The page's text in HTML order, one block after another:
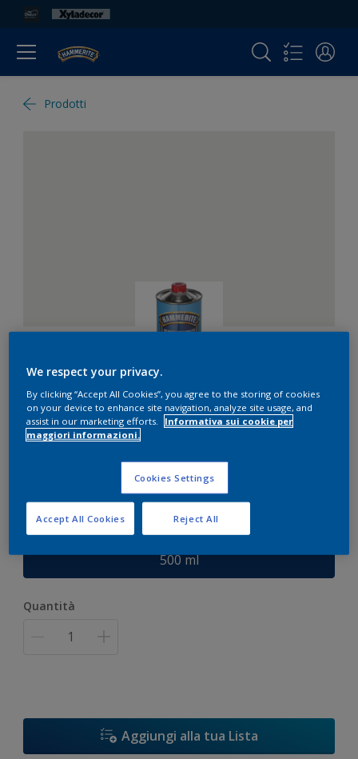
Prodotti
Diluente
Solo 1 colore disponibile
Formato
500 ml
Quantità
Aggiungi alla tua Lista
We respect your privacy.
By clicking “Accept All Cookies”, you agree to the storing of cookies
on your device to enhance site navigation, analyze site usage, and
assist in our marketing efforts.
Informativa sui cookie per
maggiori informazioni.
Cookies Settings
Reject All
Accept All Cookies